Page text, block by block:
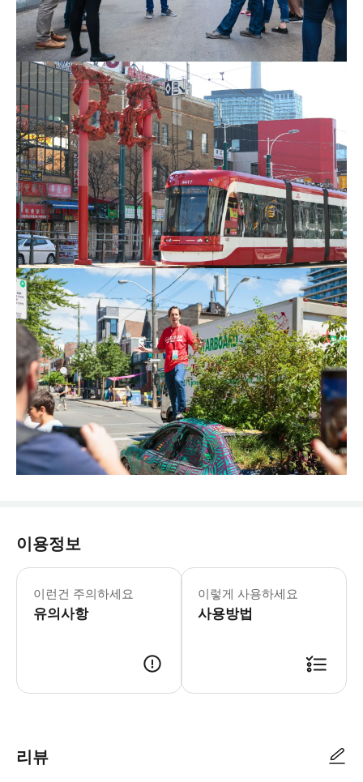
이용정보
이런건 주의하세요
유의사항
이렇게 사용하세요
사용방법
리뷰